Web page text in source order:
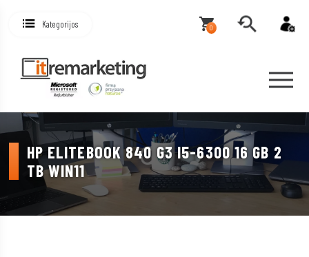
Kategorijos 0
HP ELITEBOOK 840 G3 I5-6300 16 GB 2
TB WIN11